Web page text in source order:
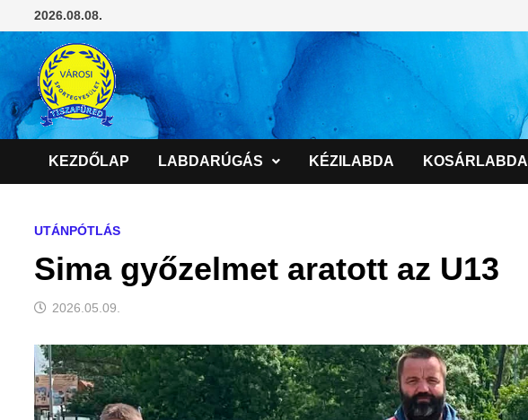
to
2026.08.08.
KEZDŐLAP LABDARÚGÁS KÉZILABDA KOSÁRLABDA
UTÁNPÓTLÁS
Sima győzelmet aratott az U13
2026.05.09.